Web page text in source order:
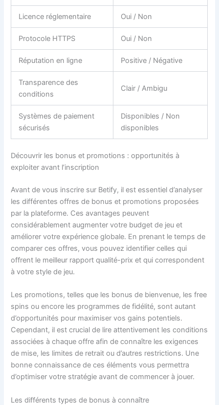
Licence réglementaire Oui / Non
Protocole HTTPS Oui / Non
Réputation en ligne Positive / Négative
Transparence des
conditions
Clair / Ambigu
Systèmes de paiement
sécurisés
Disponibles / Non
disponibles
Découvrir les bonus et promotions : opportunités à
exploiter avant l’inscription
Avant de vous inscrire sur Betify, il est essentiel d’analyser
les différentes offres de bonus et promotions proposées
par la plateforme. Ces avantages peuvent
considérablement augmenter votre budget de jeu et
améliorer votre expérience globale. En prenant le temps de
comparer ces offres, vous pouvez identifier celles qui
offrent le meilleur rapport qualité-prix et qui correspondent
à votre style de jeu.
Les promotions, telles que les bonus de bienvenue, les free
spins ou encore les programmes de fidélité, sont autant
d’opportunités pour maximiser vos gains potentiels.
Cependant, il est crucial de lire attentivement les conditions
associées à chaque offre afin de connaître les exigences
de mise, les limites de retrait ou d’autres restrictions. Une
bonne connaissance de ces éléments vous permettra
d’optimiser votre stratégie avant de commencer à jouer.
Les différents types de bonus à connaître